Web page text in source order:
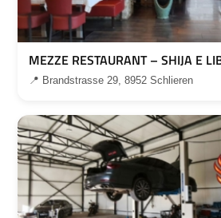
MEZZE RESTAURANT – SHIJA E
📍 Brandstrasse 29, 8952 Schlieren